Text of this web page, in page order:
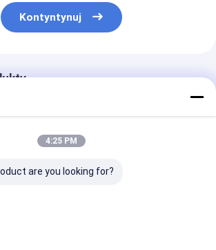
Kontyntynuj
4:25 PM
are you looking for?